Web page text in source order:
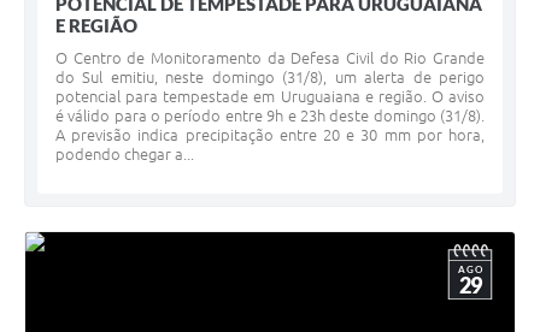
E REGIÃO
O Centro de Monitoramento da Defesa Civil do Rio Grande
do Sul emitiu, neste domingo (31/8), um alerta de perigo
potencial para tempestade em Uruguaiana e região. O aviso
é válido para o período entre 9h e 23h deste domingo (31/8).
A previsão indica precipitação entre 20 e 30 mm por hora,
podendo chegar a...
AGO
29